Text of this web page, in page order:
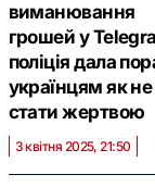
виманювання
грошей у
поліція дала
українцям як не
стати жертвою
3 квітня 2025, 21:50